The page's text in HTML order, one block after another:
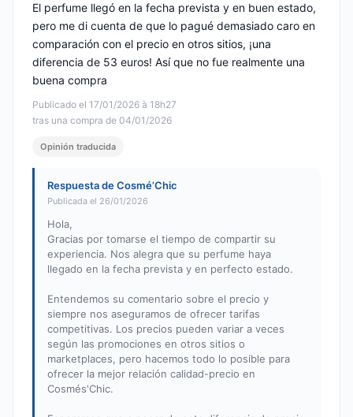
Publicado el 17/01/2026 à 18h27
tras una compra de 04/01/2026
El perfume llegó en la fecha prevista y en buen estado,
pero me di cuenta de que lo pagué demasiado caro en
comparación con el precio en otros sitios, ¡una
diferencia de 53 euros! Así que no fue realmente una
buena compra
Opinión traducida
Respuesta de Cosmé’Chic
Publicada el 26/01/2026
Hola,
Gracias por tomarse el tiempo de compartir su
experiencia. Nos alegra que su perfume haya
llegado en la fecha prevista y en perfecto estado.
Entendemos su comentario sobre el precio y
siempre nos aseguramos de ofrecer tarifas
competitivas. Los precios pueden variar a veces
según las promociones en otros sitios o
marketplaces, pero hacemos todo lo posible para
ofrecer la mejor relación calidad-precio en
Cosmés'Chic.